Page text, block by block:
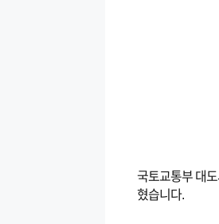
국토교통부 대
혔습니다.